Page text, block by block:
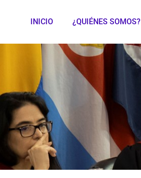
INICIO ¿QUIÉNES SOMOS?